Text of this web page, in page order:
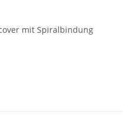
mit Spiralbindung